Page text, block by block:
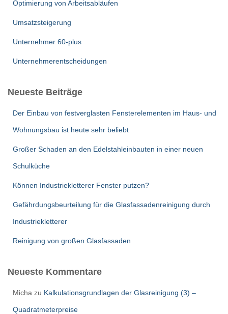
Optimierung von Arbeitsabläufen
Umsatzsteigerung
Unternehmer 60-plus
Unternehmerentscheidungen
Neueste Beiträge
Der Einbau von festverglasten Fensterelementen im Haus- und
Wohnungsbau ist heute sehr beliebt
Großer Schaden an den Edelstahleinbauten in einer neuen
Schulküche
Können Industriekletterer Fenster putzen?
Gefährdungsbeurteilung für die Glasfassadenreinigung durch
Industriekletterer
Reinigung von großen Glasfassaden
Neueste Kommentare
Micha zu Kalkulationsgrundlagen der Glasreinigung (3) –
Quadratmeterpreise